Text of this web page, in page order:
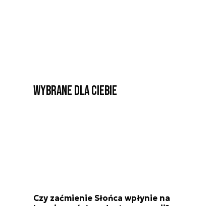
Wybrane dla Ciebie
Czy zaćmienie Słońca wpłynie na